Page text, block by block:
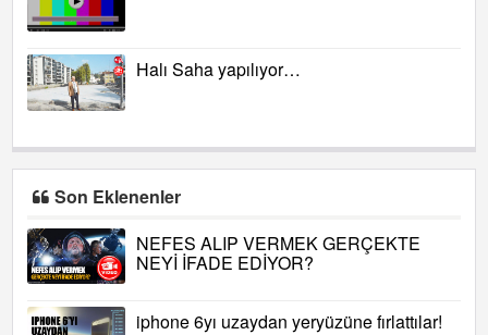
Halı Saha yapılıyor…
Son Eklenenler
NEFES ALIP VERMEK GERÇEKTE
NEYİ İFADE EDİYOR?
iphone 6yı uzaydan yeryüzüne fırlattılar!